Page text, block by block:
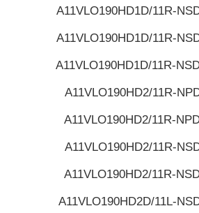
A11VLO190HD1D/11R-
A11VLO190HD1D/11R-
A11VLO190HD1D/11R-
A11VLO190HD2/11R-
A11VLO190HD2/11R-
A11VLO190HD2/11R-
A11VLO190HD2/11R-
A11VLO190HD2D/11L-